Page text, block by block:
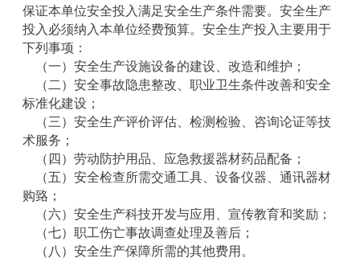
保证本单位安全投入满足安全生产条件需要。安全生产
投入必须纳入本单位经费预算。安全生产投入主要用于
下列事项：
（一）安全生产设施设备的建设、改造和维护；
（二）安全事故隐患整改、职业卫生条件改善和安全
标准化建设；
（三）安全生产评价评估、检测检验、咨询论证等技
术服务；
（四）劳动防护用品、应急救援器材药品配备；
（五）安全检查所需交通工具、设备仪器、通讯器材
购臵；
（六）安全生产科技开发与应用、宣传教育和奖励；
（七）职工伤亡事故调查处理及善后；
（八）安全生产保障所需的其他费用。